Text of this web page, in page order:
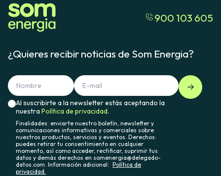
900 103 605
¿Quieres recibir noticias de Som Energia?
Al suscribirte a la newsletter estás aceptando la
nuestraPolítica de privacidad.
Finalidades: enviarte nuestro boletín, newsletter y
comunicaciones informativas y comerciales sobre
nuestros productos, servicios y eventos. Derechos:
puedes retirar tu consentimiento en cualquier
momento, así como acceder, rectificar, suprimir tus
datos y demás derechos en somenergia@delegado-
datos.com. Información adicional: Política de
privacidad.